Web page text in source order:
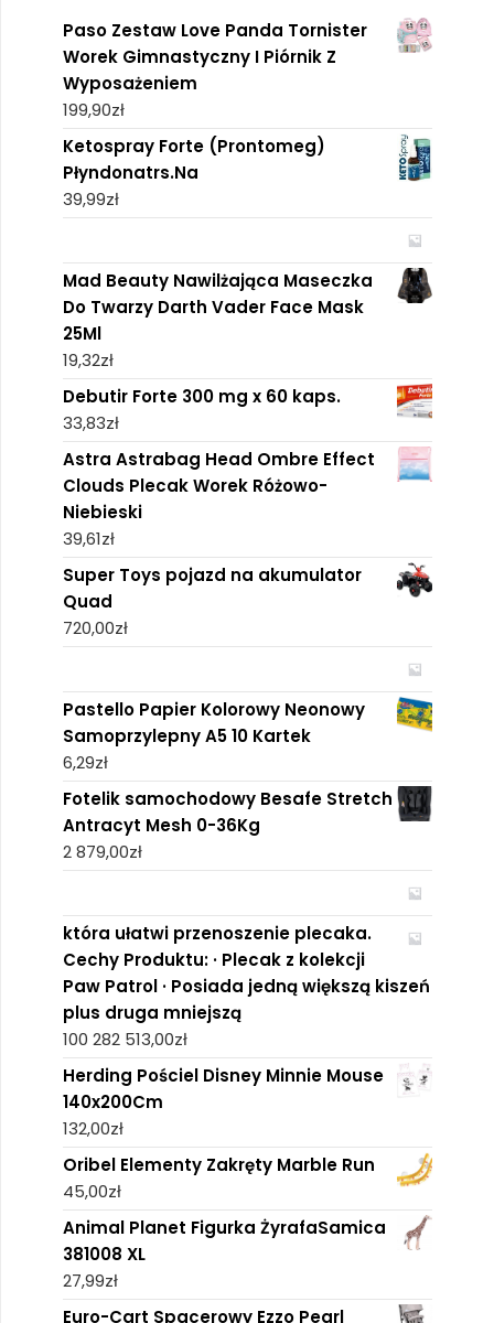
Paso Zestaw Love Panda Tornister
Worek Gimnastyczny I Piórnik Z
Wyposażeniem
199,90zł
Ketospray Forte (Prontomeg)
Płyndonatrs.Na
39,99zł
Mad Beauty Nawilżająca Maseczka
Do Twarzy Darth Vader Face Mask
25Ml
19,32zł
Debutir Forte 300 mg x 60 kaps.
33,83zł
Astra Astrabag Head Ombre Effect
Clouds Plecak Worek Różowo-
Niebieski
39,61zł
Super Toys pojazd na akumulator
Quad
720,00zł
Pastello Papier Kolorowy Neonowy
Samoprzylepny A5 10 Kartek
6,29zł
Fotelik samochodowy Besafe Stretch
Antracyt Mesh 0-36Kg
2 879,00zł
która ułatwi przenoszenie plecaka.
Cechy Produktu: · Plecak z kolekcji
Paw Patrol · Posiada jedną większą kiszeń
plus druga mniejszą
100 282 513,00zł
Herding Pościel Disney Minnie Mouse
140x200Cm
132,00zł
Oribel Elementy Zakręty Marble Run
45,00zł
Animal Planet Figurka ŻyrafaSamica
381008 XL
27,99zł
Euro-Cart Spacerowy Ezzo Pearl